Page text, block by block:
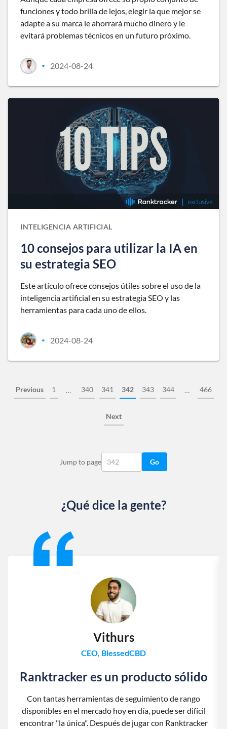
funciones y todo brilla de lejos, elegir la que mejor se
adapte a su marca le ahorrará mucho dinero y le
evitará problemas técnicos en un futuro próximo.
• 2024-08-24
INTELIGENCIA ARTIFICIAL
10 consejos para utilizar la IA en
su estrategia SEO
Este artículo ofrece consejos útiles sobre el uso de la
inteligencia artificial en su estrategia SEO y las
herramientas para cada uno de ellos.
• 2024-08-24
Previous 1 … 340 341 342 343 344 … 466
Next
Jump to page Go
¿Qué dice la gente?
Vithurs
CEO, BlessedCBD
Ranktracker es un producto sólido
Con tantas herramientas de seguimiento de rango
disponibles en el mercado hoy en día, puede ser difícil
encontrar "la única". Después de jugar con Ranktracker